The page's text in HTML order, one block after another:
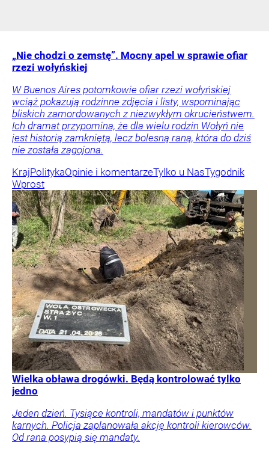
„Nie chodzi o zemstę”. Mocny apel w sprawie ofiar
rzezi wołyńskiej
W Buenos Aires potomkowie ofiar rzezi wołyńskiej
wciąż pokazują rodzinne zdjęcia i listy, wspominając
bliskich zamordowanych z niezwykłym okrucieństwem.
Ich dramat przypomina, że dla wielu rodzin Wołyń nie
jest historią zamkniętą, lecz bolesną raną, która do dziś
nie została zagojona.
KrajPolitykaOpinie i komentarzeTylko u NasTygodnik
Wprost
Wielka obława drogówki. Będą kontrolować tylko
jedno
Jeden dzień. Tysiące kontroli, mandatów i punktów
karnych. Policja zaplanowała akcję kontroli kierowców.
Od rana posypią się mandaty.